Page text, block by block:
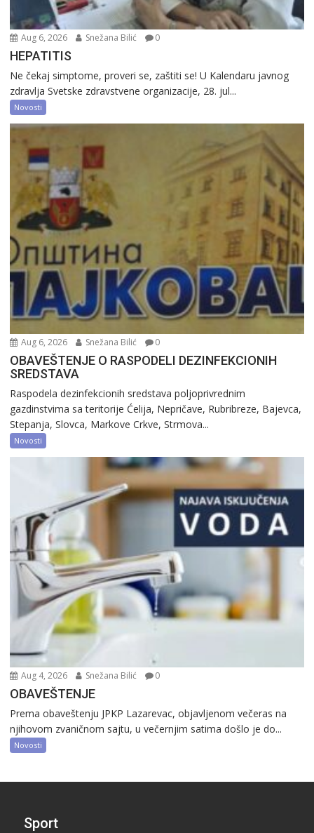
Aug 6, 2026 Snežana Bilić 0
HEPATITIS
Ne čekaj simptome, proveri se, zaštiti se! U Kalendaru javnog
zdravlja Svetske zdravstvene organizacije, 28. jul...
Novosti
Aug 6, 2026 Snežana Bilić 0
OBAVEŠTENJE O RASPODELI DEZINFEKCIONIH
SREDSTAVA
Raspodela dezinfekcionih sredstava poljoprivrednim
gazdinstvima sa teritorije Ćelija, Nepričave, Rubribreze, Bajevca,
Stepanja, Slovca, Markove Crkve, Strmova...
Novosti
Aug 4, 2026 Snežana Bilić 0
OBAVEŠTENJE
Prema obaveštenju JPKP Lazarevac, objavljenom večeras na
njihovom zvaničnom sajtu, u večernjim satima došlo je do...
Novosti
Sport